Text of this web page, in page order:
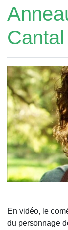
Cantal
En vidéo, le
du personnage